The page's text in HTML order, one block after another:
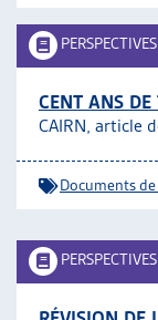
PERSPECTIVES
CENT ANS DE
CAIRN, article
Documents
PERSPECTIVES